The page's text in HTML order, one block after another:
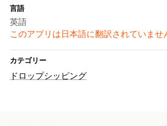
言語
英語
このアプリは日本語に翻訳されていませ
カテゴリー
ドロップシッピング